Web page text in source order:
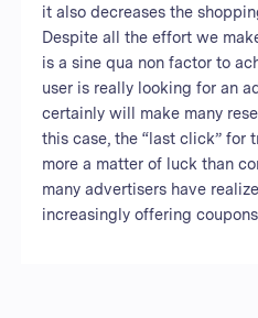
it also decreases the
Despite all the effort we
is a sine qua non factor to
user is really looking for an
certainly will make many
this case, the “last click” for
more a matter of luck than
many advertisers have
increasingly offering